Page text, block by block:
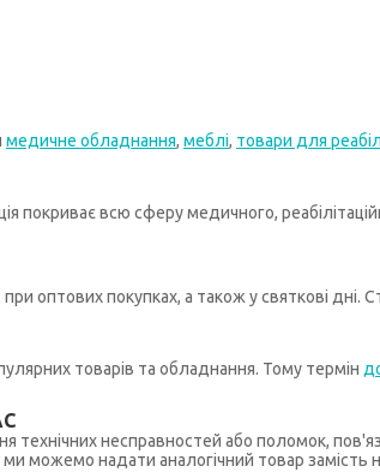
медичне обладнання, меблі, товари для
покриває всю сферу медичного,
при оптових покупках, а також у святкові дні.
товарів та обладнання. Тому термін
технічних несправностей або поломок,
надати аналогічний товар замість